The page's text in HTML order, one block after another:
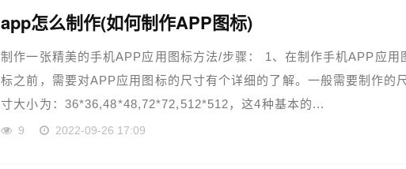
app怎么制作(如何制作APP图标)
制作一张精美的手机APP应用图标方法/步骤： 1、在制作手机APP应用
标之前，需要对APP应用图标的尺寸有个详细的了解。一般需要制作的尺
寸大小为：36*36,48*48,72*72,512*512，这4种基本的...
9 2022-09-26 17:09